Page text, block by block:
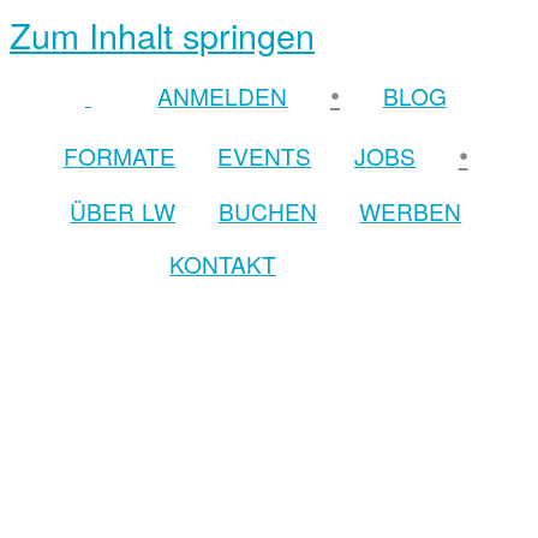
Zum Inhalt springen
ANMELDEN •
BLOG
FORMATE
EVENTS JOBS •
ÜBER LW BUCHEN
WERBEN
KONTAKT